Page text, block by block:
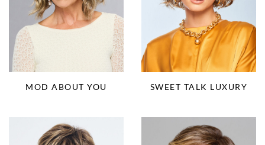
MOD ABOUT YOU SWEET TALK LUXURY